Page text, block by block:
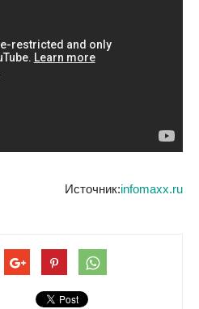
Источник:infomaxx.ru